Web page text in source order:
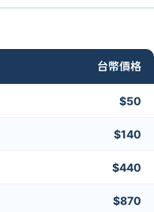
台幣價格
$50
$140
$440
$870